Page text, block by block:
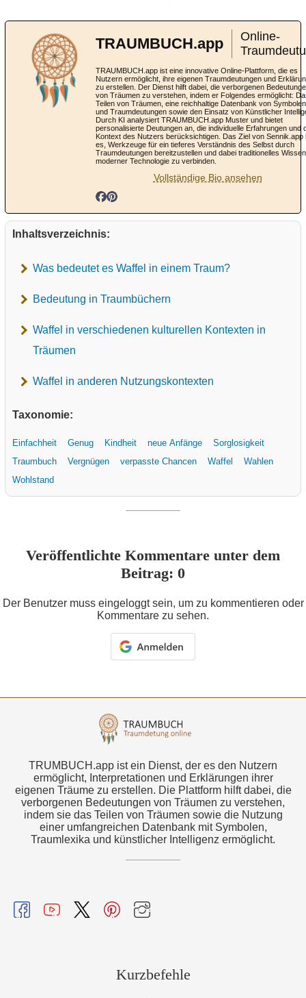
TRAUMBUCH.app
Online-
TRAUMBUCH.app ist eine innovative Online-Plattform, die es
Nutzern ermöglicht, ihre eigenen Traumdeutungen und
zu erstellen. Der Dienst hilft dabei, die verborgenen
von Träumen zu verstehen, indem er Folgendes ermöglicht:
Teilen von Träumen, eine reichhaltige Datenbank von Symbolen
und Traumdeutungen sowie den Einsatz von Künstlicher
Durch KI analysiert TRAUMBUCH.app Muster und bietet
personalisierte Deutungen an, die individuelle Erfahrungen und
Kontext des Nutzers berücksichtigen. Das Ziel von Sennik.app
es, Werkzeuge für ein tieferes Verständnis des Selbst durch
Traumdeutungen bereitzustellen und dabei traditionelles
moderner Technologie zu verbinden.
Vollständige Bio ansehen
Inhaltsverzeichnis:
Was bedeutet es Waffel in einem Traum?
Bedeutung in Traumbüchern
Waffel in verschiedenen kulturellen Kontexten in
Träumen
Waffel in anderen Nutzungskontexten
Taxonomie:
Einfachheit Genug Kindheit neue Anfänge
Sorglosigkeit
Traumbuch
Vergnügen verpasste Chancen Waffel
Wahlen
Wohlstand
Veröffentlichte Kommentare unter dem
Beitrag: 0
Der Benutzer muss eingeloggt sein, um zu kommentieren oder
Kommentare zu sehen.
TRUMBUCH.app ist ein Dienst, der es den Nutzern
ermöglicht, Interpretationen und Erklärungen ihrer
eigenen Träume zu erstellen. Die Plattform hilft dabei, die
verborgenen Bedeutungen von Träumen zu verstehen,
indem sie das Teilen von Träumen sowie die Nutzung
einer umfangreichen Datenbank mit Symbolen,
Traumlexika und künstlicher Intelligenz ermöglicht.
Kurzbefehle